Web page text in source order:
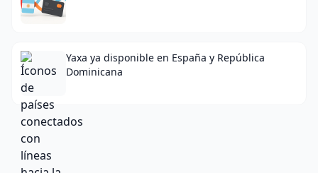
Yaxa ya disponible en España y República
Dominicana